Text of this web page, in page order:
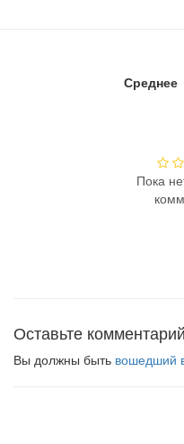
Среднее
Пока
Оставьте комментарий
Вы должны быть вошедший